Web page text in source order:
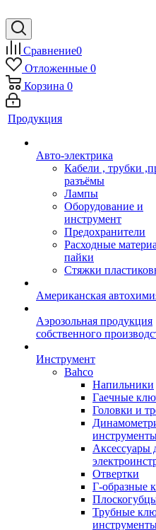
Сравнение0
Отложенные 0
Корзина 0
Продукция
Авто-электрика
Кабели , трубки
разъёмы
Лампы
Оборудование и
инструмент
Предохранители
Расходные
пайки
Стяжки
Американская
Аэрозольная продукция
собственного
Инструмент
Bahco
Напильники
Гаечные
Головки и
Аксессуары
Отвертки
Г-образные
Трубные